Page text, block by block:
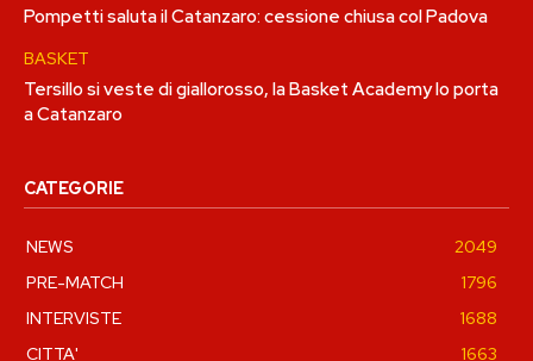
Pompetti saluta il Catanzaro: cessione chiusa col Padova
BASKET
Tersillo si veste di giallorosso, la Basket Academy lo porta
a Catanzaro
CATEGORIE
NEWS
2049
PRE-MATCH
1796
INTERVISTE
1688
CITTA'
1663